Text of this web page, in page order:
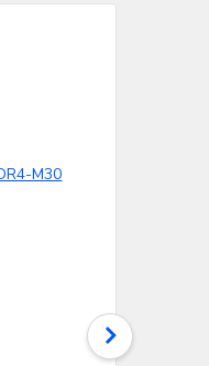
Tiskový